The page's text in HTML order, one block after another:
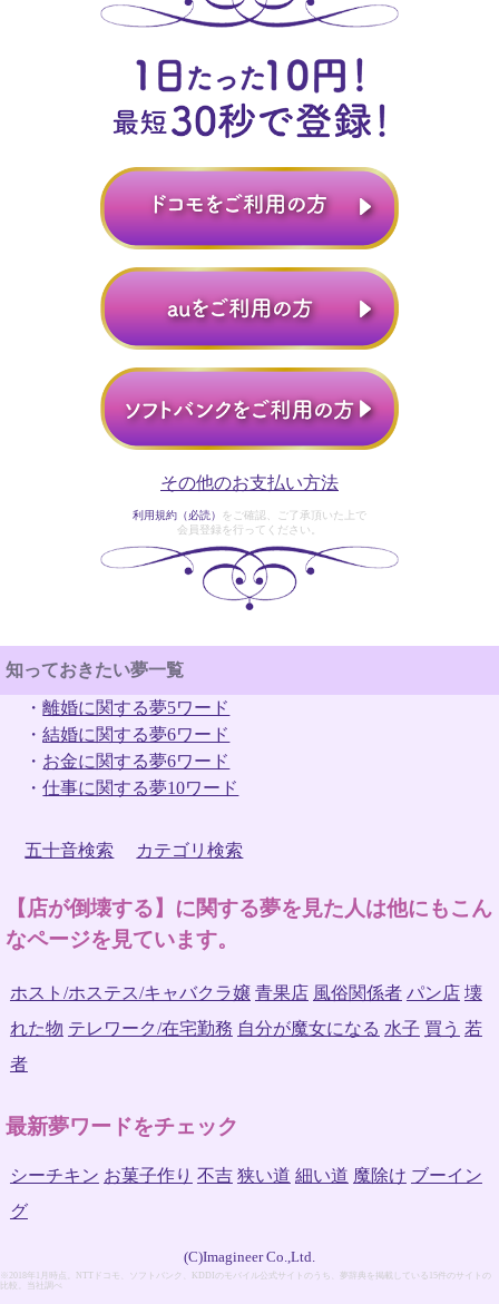
その他のお支払い方法
利用規約（必読）
をご確認、ご了承頂いた上で
会員登録を行ってください。
知っておきたい夢一覧
・離婚に関する夢5ワード
・結婚に関する夢6ワード
・ お金に関する夢6ワード
・仕事に関する夢10ワード
五十音検索 カテゴリ検索
【店が倒壊する】に関する夢を見た人は他にもこん
なページを見ています。
ホスト/ホステス/キャバクラ嬢 青果店 風俗関係者 パン店 壊
れた物 テレワーク/在宅勤務 自分が魔女になる 水子 買う 若
者
最新夢ワードをチェック
シーチキン お菓子作り 不吉 狭い道 細い道 魔除け ブーイン
グ
(C)Imagineer Co.,Ltd.
※2018年1月時点。NTTドコモ、ソフトバンク、KDDIのモバイル公式サイトのうち、夢辞典を掲載している15件のサイトの
比較。当社調べ